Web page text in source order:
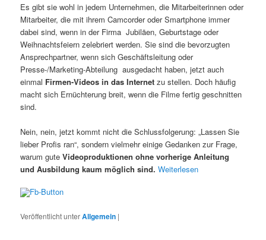
Es gibt sie wohl in jedem Unternehmen, die Mitarbeiterinnen oder
Mitarbeiter, die mit ihrem Camcorder oder Smartphone immer
dabei sind, wenn in der Firma Jubiläen, Geburtstage oder
Weihnachtsfeiern zelebriert werden. Sie sind die bevorzugten
Ansprechpartner, wenn sich Geschäftsleitung oder
Presse-/Marketing-Abteilung ausgedacht haben, jetzt auch
einmal Firmen-Videos in das Internet zu stellen. Doch häufig
macht sich Ernüchterung breit, wenn die Filme fertig geschnitten
sind.
Nein, nein, jetzt kommt nicht die Schlussfolgerung: „Lassen Sie
lieber Profis ran“, sondern vielmehr einige Gedanken zur Frage,
warum guteVideoproduktionen ohne vorherige Anleitung
und Ausbildung kaum möglich sind. Weiterlesen
Veröffentlicht unterAllgemein |